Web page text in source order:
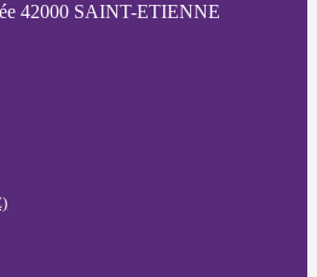
42000 SAINT-ETIENNE